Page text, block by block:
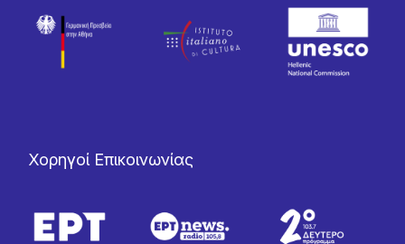
Χορηγοί Επικοινωνίας